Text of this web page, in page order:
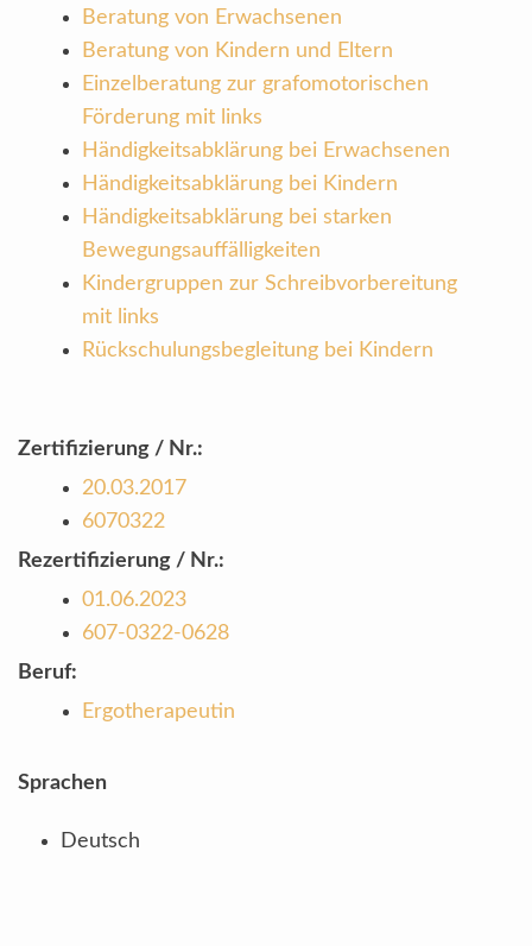
Beratung von Erwachsenen
Beratung von Kindern und Eltern
Einzelberatung zur grafomotorischen
Förderung mit links
Händigkeitsabklärung bei Erwachsenen
Händigkeitsabklärung bei Kindern
Händigkeitsabklärung bei starken
Bewegungsauffälligkeiten
Kindergruppen zur Schreibvorbereitung
mit links
Rückschulungsbegleitung bei Kindern
Zertifizierung / Nr.:
20.03.2017
6070322
Rezertifizierung / Nr.:
01.06.2023
607-0322-0628
Beruf:
Ergotherapeutin
Sprachen
Deutsch